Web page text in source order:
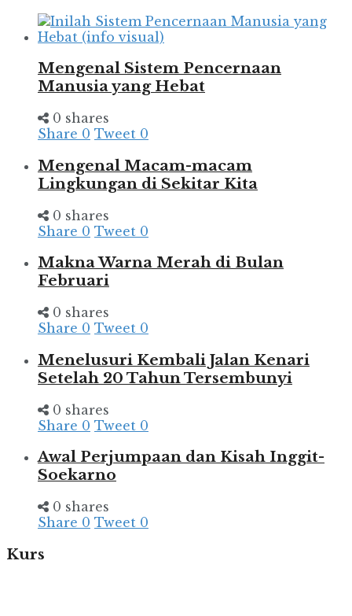
Mengenal Sistem Pencernaan
Manusia yang Hebat
0 shares
Share 0 Tweet 0
Mengenal Macam-macam
Lingkungan di Sekitar Kita
0 shares
Share 0 Tweet 0
Makna Warna Merah di Bulan
Februari
0 shares
Share 0 Tweet 0
Menelusuri Kembali Jalan Kenari
Setelah 20 Tahun Tersembunyi
0 shares
Share 0 Tweet 0
Awal Perjumpaan dan Kisah Inggit-
Soekarno
0 shares
Share 0 Tweet 0
Kurs